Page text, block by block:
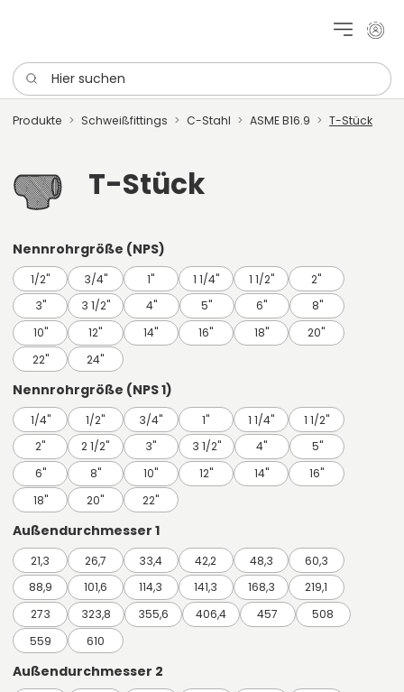
Mein
Hier suchen
Produkte Schweißfittings C-Stahl ASME B16.9 T-Stück
T-Stück
Nennrohrgröße (NPS)
1/2" 3/4" 1" 1 1/4" 1 1/2"
2"
3"
3 1/2" 4" 5" 6"
8"
10"
12" 14" 16" 18"
20"
22"
24"
Nennrohrgröße (NPS 1)
1/4" 1/2" 3/4" 1" 1 1/4"
1 1/2"
2"
2 1/2" 3" 3 1/2" 4"
5"
6"
8" 10" 12" 14"
16"
18"
20" 22"
Außendurchmesser 1
21,3 26,7 33,4 42,2 48,3
60,3
88,9
101,6 114,3 141,3 168,3
219,1
273
323,8 355,6 406,4 457
508
559
610
Außendurchmesser 2